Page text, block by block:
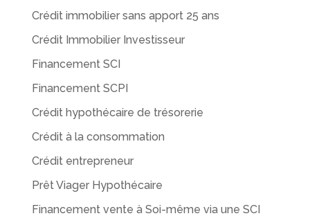
Crédit immobilier sans apport 25 ans
Crédit Immobilier Investisseur
Financement SCI
Financement SCPI
Crédit hypothécaire de trésorerie
Crédit à la consommation
Crédit entrepreneur
Prêt Viager Hypothécaire
Financement vente à Soi-même via une SCI